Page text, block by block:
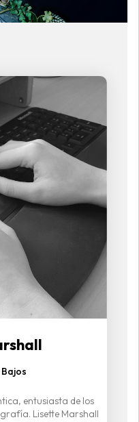
entusiasta de los
Lisette Marshall